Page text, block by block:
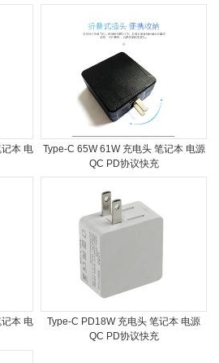
本 电
Type-C 65W 61W 充电头 笔记本 电源
QC PD协议快充
本 电
Type-C PD18W 充电头 笔记本 电源
QC PD协议快充